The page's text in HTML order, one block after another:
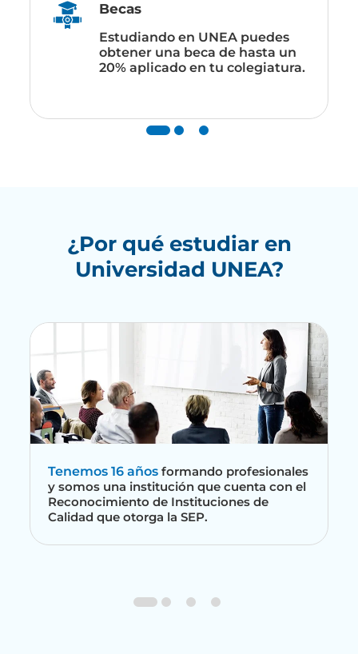
Financiamiento
En universidad UNEA contamos
con convenios empresariales
para ofrecerte programas de
¿Por qué estudiar en
Universidad UNEA?
Tenemos 16 años formando profesionales
y somos una institución que cuenta con el
Reconocimiento de Instituciones de
Calidad que otorga la SEP.